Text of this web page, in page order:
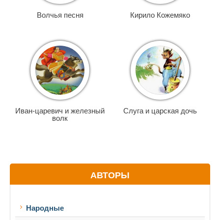
Волчья песня Кирило Кожемяко
Иван-царевич и железный
волк
Слуга и царская дочь
АВТОРЫ
Народные